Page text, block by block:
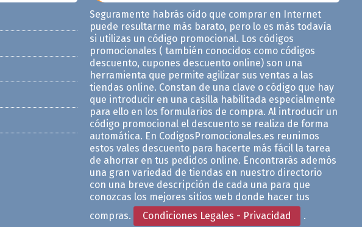
Seguramente habrás oído que comprar en Internet
puede resultarme más barato, pero lo es más todavía
si utilizas un código promocional. Los códigos
promocionales ( también conocidos como códigos
descuento, cupones descuento online) son una
herramienta que permite agilizar sus ventas a las
tiendas online. Constan de una clave o código que hay
que introducir en una casilla habilitada especialmente
para ello en los formularios de compra. Al introducir un
código promocional el descuento se realiza de forma
automática. En CodigosPromocionales.es reunimos
estos vales descuento para hacerte más fácil la tarea
de ahorrar en tus pedidos online. Encontrarás ademós
una gran variedad de tiendas en nuestro directorio
con una breve descripción de cada una para que
conozcas los mejores sitios web donde hacer tus
compras.
Condiciones Legales - Privacidad .